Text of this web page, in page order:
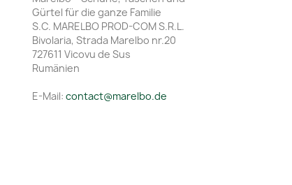
Gürtel für die ganze Familie
S.C. MARELBO PROD-COM S.R.L.
Bivolaria, Strada Marelbo nr.20
727611 Vicovu de Sus
Rumänien
E-Mail: contact@marelbo.de